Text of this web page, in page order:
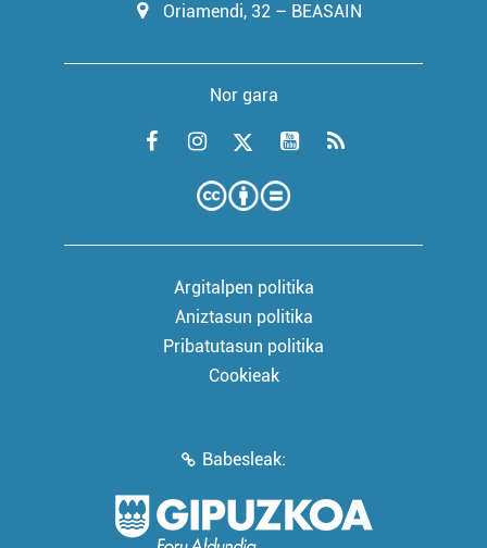
Oriamendi, 32 – BEASAIN
Nor gara
Argitalpen politika
Aniztasun politika
Pribatutasun politika
Cookieak
Babesleak: